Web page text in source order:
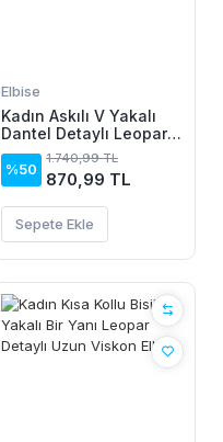
Elbise
Kadın Askılı V Yakalı
Dantel Detaylı Leopar
Desenli Süprem Atlet
Ve şort Ikili Takım
%50
1.740,99 TL
870,99 TL
Sepete Ekle